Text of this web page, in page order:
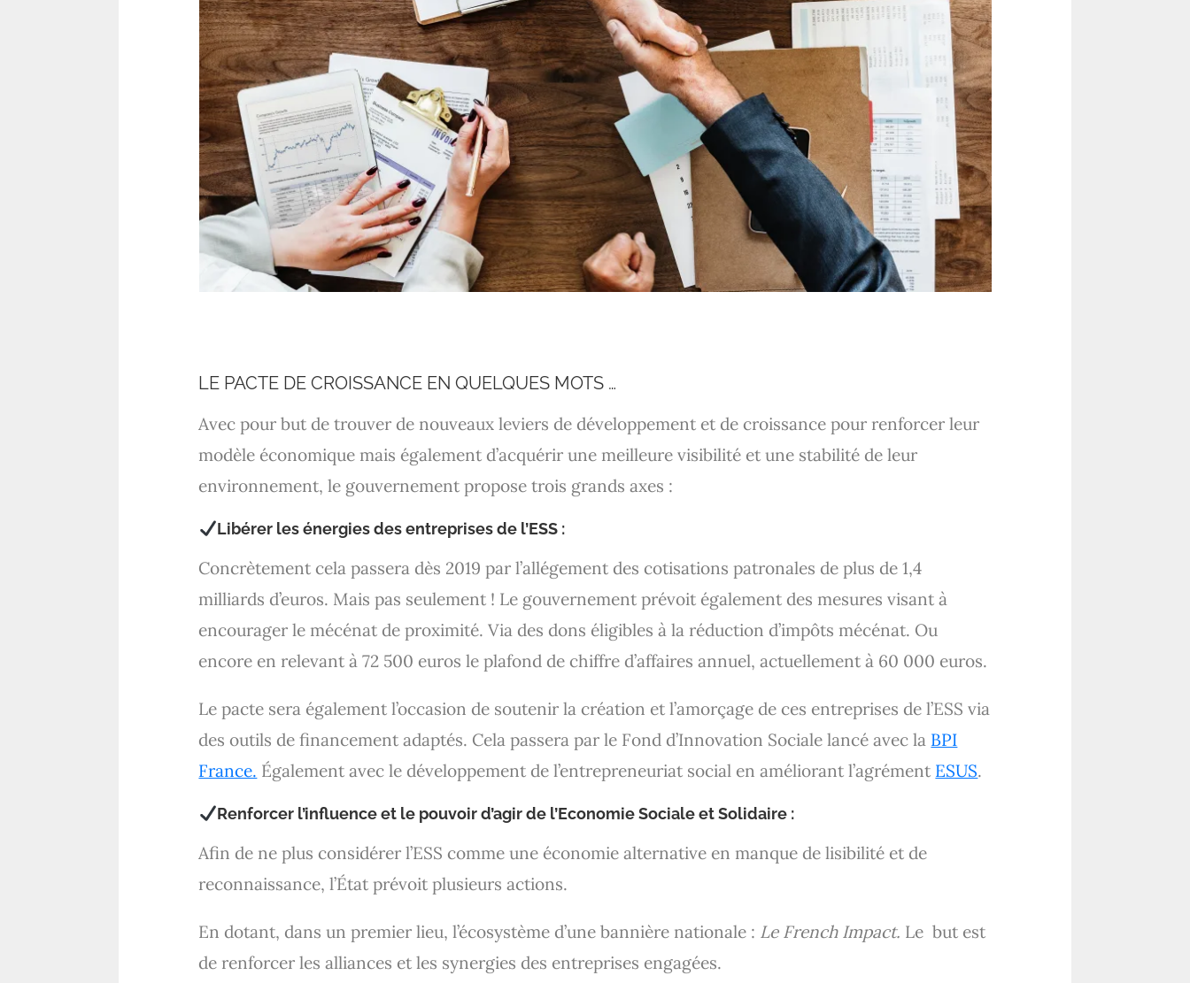
LE PACTE DE CROISSANCE EN QUELQUES MOTS …
Avec pour but de trouver de nouveaux leviers de développement et de croissance pour renforcer leur
modèle économique mais également d’acquérir une meilleure visibilité et une stabilité de leur
environnement, le gouvernement propose trois grands axes :
Libérer les énergies des entreprises de l’ESS :
Concrètement cela passera dès 2019 par l’allégement des cotisations patronales de plus de 1,4
milliards d’euros. Mais pas seulement ! Le gouvernement prévoit également des mesures visant à
encourager le mécénat de proximité. Via des dons éligibles à la réduction d’impôts mécénat. Ou
encore en relevant à 72 500 euros le plafond de chiffre d’affaires annuel, actuellement à 60 000 euros.
Le pacte sera également l’occasion de soutenir la création et l’amorçage de ces entreprises de l’ESS via
des outils de financement adaptés. Cela passera par le Fond d’Innovation Sociale lancé avec la BPI
France. Également avec le développement de l’entrepreneuriat social en améliorant l’agrément ESUS.
Renforcer l’influence et le pouvoir d’agir de l’Economie Sociale et Solidaire :
Afin de ne plus considérer l’ESS comme une économie alternative en manque de lisibilité et de
reconnaissance, l’État prévoit plusieurs actions.
En dotant, dans un premier lieu, l’écosystème d’une bannière nationale : Le French Impact. Le but est
de renforcer les alliances et les synergies des entreprises engagées.